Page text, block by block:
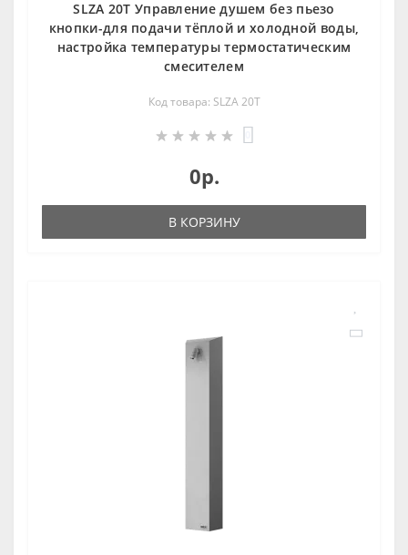
SLZA 20T Управление душем без пьезо
кнопки-для подачи тёплой и холодной воды,
настройка температуры термостатическим
смесителем
Код товара: SLZA 20T
0р.
В КОРЗИНУ